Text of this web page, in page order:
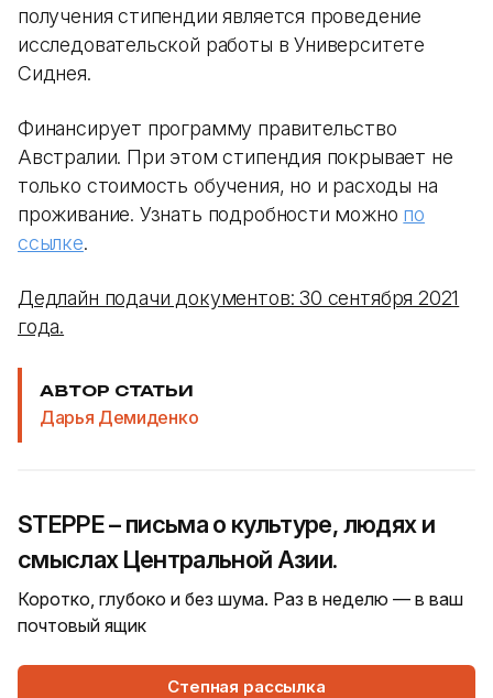
получения стипендии является проведение
исследовательской работы в Университете
Сиднея.
Финансирует программу правительство
Австралии. При этом стипендия покрывает не
только стоимость обучения, но и расходы на
проживание. Узнать подробности можно по
ссылке.
Дедлайн подачи документов: 30 сентября 2021
года.
АВТОР СТАТЬИ
Дарья Демиденко
STEPPE – письма о культуре, людях и
смыслах Центральной Азии.
Коротко, глубоко и без шума. Раз в неделю — в ваш
почтовый ящик
Степная рассылка